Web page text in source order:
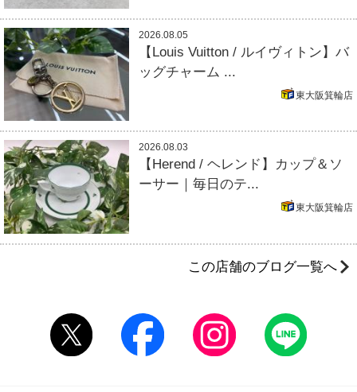
2026.08.05
【Louis Vuitton / ルイヴィトン】バ
ッグチャーム ...
東大阪箕輪店
2026.08.03
【Herend / ヘレンド】カップ＆ソ
ーサー｜毎日のテ...
東大阪箕輪店
この店舗のブログ一覧へ